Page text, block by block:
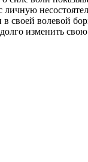
своей волевой
изменить